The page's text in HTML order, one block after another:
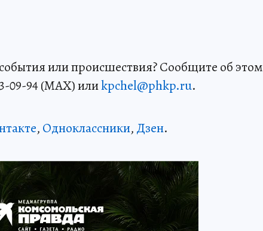
или происшествия? Сообщите об этом
09-94 (MAX) илиkpchel@phkp.ru.
, Одноклассники, Дзен.